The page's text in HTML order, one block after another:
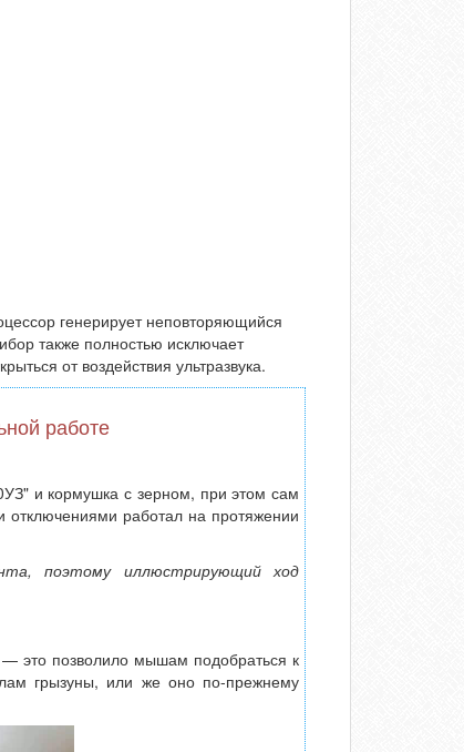
генерирует неповторяющийся
также полностью исключает
от воздействия ультразвука.
работе
и кормушка с зерном, при этом сам
отключениями работал на протяжении
поэтому иллюстрирующий ход
это позволило мышам подобраться к
грызуны, или же оно по-прежнему